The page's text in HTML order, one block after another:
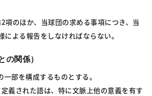
のほか、当球団の求める事項につき、当
による報告をしなければならない。
の関係）
部を構成するものとする。
義された語は、特に文脈上他の意義を有す